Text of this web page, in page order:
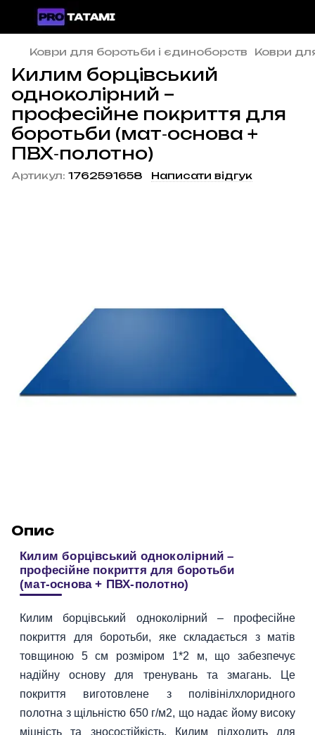
Коври для боротьби і єдиноборств Коври
Килим борцівський
одноколірний –
професійне покриття для
боротьби (мат‑основа +
ПВХ‑полотно)
Артикул: 1762591658 Написати відгук
Опис
Килим борцівський одноколірний –
професійне покриття для боротьби
(мат‑основа + ПВХ‑полотно)
Килим борцівський одноколірний – професійне
покриття для боротьби, яке складається з матів
товщиною 5 см розміром 1*2 м, що забезпечує
надійну основу для тренувань та змагань. Це
покриття виготовлене з полівінілхлоридного
полотна з щільністю 650 г/м2, що надає йому високу
міцність та зносостійкість. Килим підходить для